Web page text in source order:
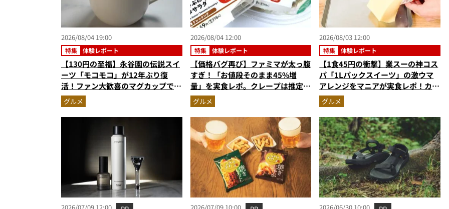
2026/08/04 19:00
特集 体験レポート
【130円の至福】永谷園の伝説スイ
ーツ「モコモコ」が12年ぶり復
活！ファン大歓喜のマグカップで作
る絶品ケーキを食べたらやっぱり最
高にウマかった
グルメ
2026/08/04 12:00
特集 体験レポート
【価格バグ再び】ファミマが太っ腹
すぎ！「お値段そのまま45%増
量」を実食レポ。クレープは推定
59%増の衝撃的な大盤振る舞い
グルメ
2026/08/03 12:00
特集 体験レポート
【1食45円の衝撃】業スーの神コス
パ「1Lパックスイーツ」の激ウマ
アレンジをマニアが実食レポ！カス
タードプリン、杏仁豆腐…夏休みの
おやつに最強すぎた
グルメ